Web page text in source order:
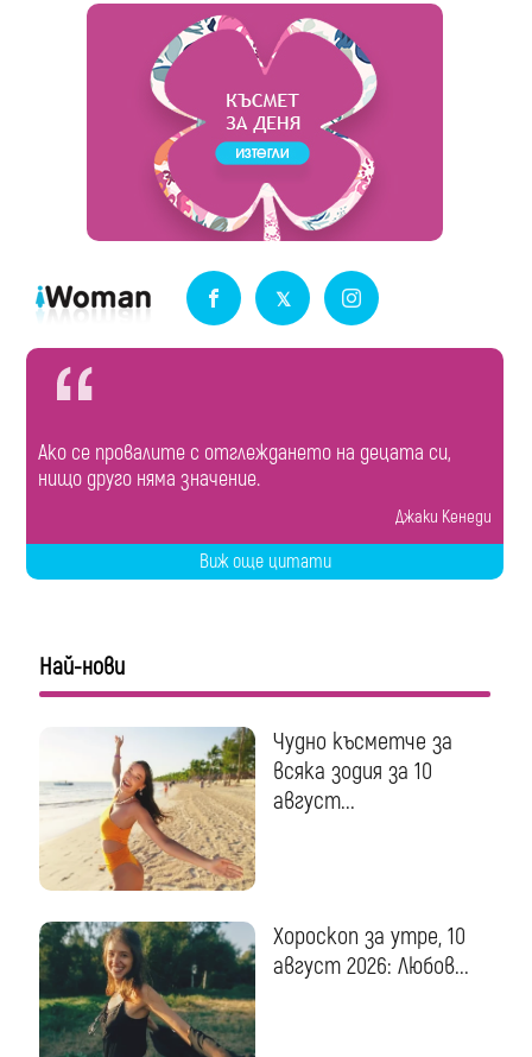
Ако се провалите с отглеждането на децата си,
нищо друго няма значение.
Джаки Кенеди
Виж още цитати
Най-нови
Чудно късметче за
всяка зодия за 10
август...
Хороскоп за утре, 10
август 2026: Любов...